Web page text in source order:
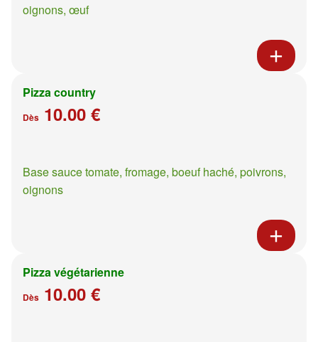
oignons, œuf
Pizza country
Dès 10.00 €
Base sauce tomate, fromage, boeuf haché, poivrons,
oignons
Pizza végétarienne
Dès 10.00 €